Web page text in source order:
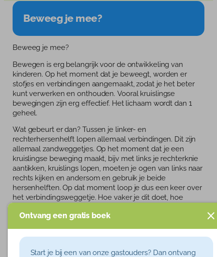
Wie zijn wij
Wie zijn wij
Trainingen
Tarieven
Blog
Inloggen
Beweeg je mee?
Beweeg je mee?
Bewegen is erg belangrijk voor de ontwikkeling van
kinderen. Op het moment dat je beweegt, worden er
stofjes en verbindingen aangemaakt, zodat je het beter
kunt verwerken en onthouden. Vooral kruislingse
bewegingen zijn erg effectief. Het lichaam wordt dan 1
geheel.
Wat gebeurt er dan? Tussen je linker- en
rechterhersenhelft lopen allemaal verbindingen. Dit zijn
allemaal zandweggetjes. Op het moment dat je een
kruislingse beweging maakt, bijv met links je rechterknie
aantikken, kruislings lopen, moeten je ogen van links naar
rechts kijken en andersom en gebruik je beide
hersenhelften. Op dat moment loop je dus een keer over
het verbindingsweggetje. Hoe vaker je dit doet, hoe
zelfs een asfaltweg. Op dat moment werken je
leren en lezen makkelijker. Ook is je hoofd opgeruimder.
Ontvang een gratis boek
Start je bij een van onze gastouders? Dan ontvang